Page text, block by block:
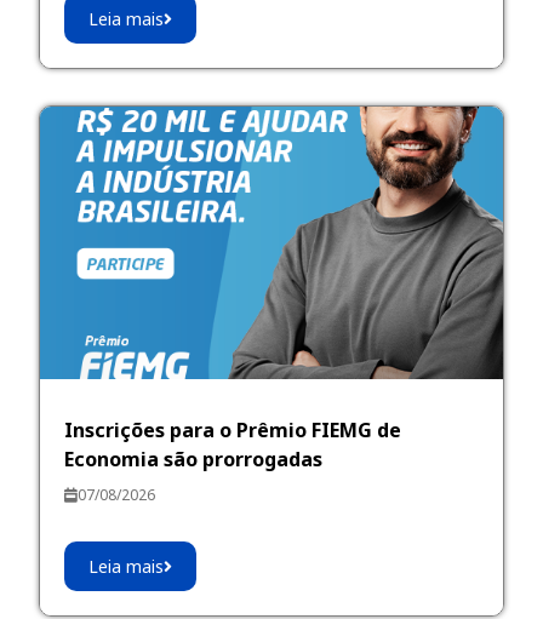
Leia mais
Inscrições para o Prêmio FIEMG de
Economia são prorrogadas
07/08/2026
Leia mais